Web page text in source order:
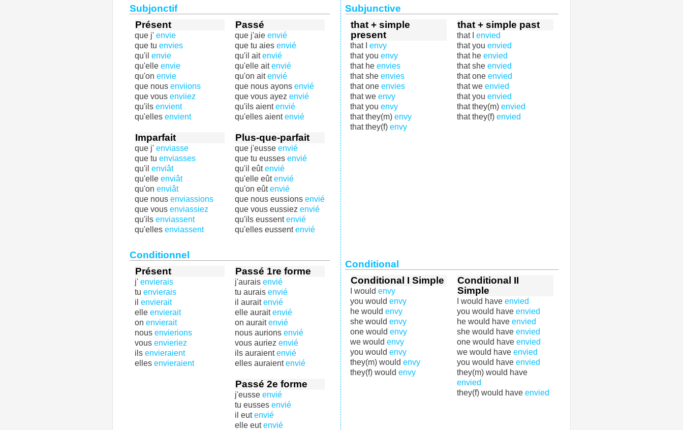
Subjonctif
Présent
que j' envie
que tu envies
qu'il envie
qu'elle envie
qu'on envie
que nous enviions
que vous enviiez
qu'ils envient
qu'elles envient
Passé
que j'aie envié
que tu aies envié
qu'il aitenvié
qu'elle aitenvié
qu'on aitenvié
que nous ayons envié
que vous ayez envié
qu'ils aientenvié
qu'elles aientenvié
Imparfait
que j' enviasse
que tu enviasses
qu'il enviât
qu'elle enviât
qu'on enviât
que nous enviassions
que vous enviassiez
qu'ils enviassent
qu'elles enviassent
Plus-que-parfait
que j'eusse envié
que tu eusses envié
qu'il eûtenvié
qu'elle eûtenvié
qu'on eûtenvié
que nous eussions envié
que vous eussiez envié
qu'ils eussentenvié
qu'elles eussentenvié
Conditionnel
Présent
j' envierais
tu envierais
il envierait
elle envierait
on envierait
nous envierions
vous envieriez
ils envieraient
elles envieraient
Passé 1re forme
j'aurais envié
tu aurais envié
il auraitenvié
elle auraitenvié
on auraitenvié
nous aurions envié
vous auriez envié
ils auraientenvié
elles auraientenvié
Passé 2e forme
j'eusse envié
tu eusses envié
il eutenvié
elle eutenvié
Subjunctive
that + simple
present
that I envy
that you envy
that he envies
that she envies
that one envies
that we envy
that you envy
that they(m) envy
that they(f) envy
that + simple past
that I envied
that you envied
that he envied
that she envied
that one envied
that we envied
that you envied
that they(m) envied
that they(f) envied
Conditional
Conditional I Simple
I would envy
you would envy
he would envy
she would envy
one would envy
we would envy
you would envy
they(m) would envy
they(f) would envy
Conditional II
Simple
I would have envied
you would have envied
he would have envied
she would have envied
one would have envied
we would have envied
you would have envied
they(m) would have
envied
they(f) would have envied